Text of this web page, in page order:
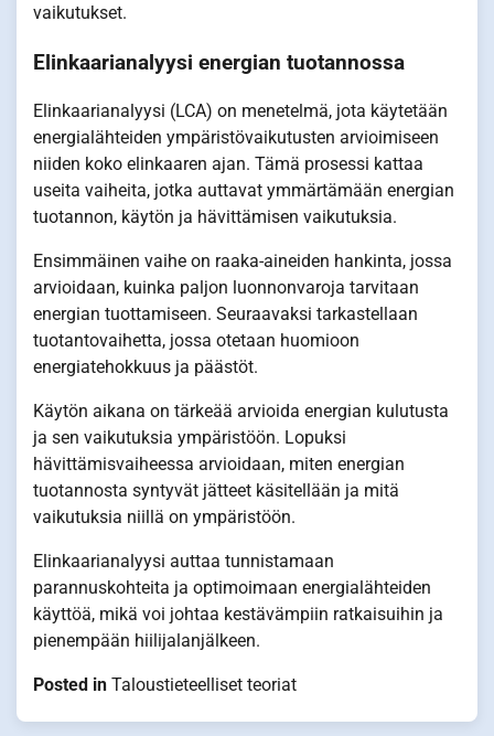
vaikutukset.
Elinkaarianalyysi energian tuotannossa
Elinkaarianalyysi (LCA) on menetelmä, jota käytetään
energialähteiden ympäristövaikutusten arvioimiseen
niiden koko elinkaaren ajan. Tämä prosessi kattaa
useita vaiheita, jotka auttavat ymmärtämään energian
tuotannon, käytön ja hävittämisen vaikutuksia.
Ensimmäinen vaihe on raaka-aineiden hankinta, jossa
arvioidaan, kuinka paljon luonnonvaroja tarvitaan
energian tuottamiseen. Seuraavaksi tarkastellaan
tuotantovaihetta, jossa otetaan huomioon
energiatehokkuus ja päästöt.
Käytön aikana on tärkeää arvioida energian kulutusta
ja sen vaikutuksia ympäristöön. Lopuksi
hävittämisvaiheessa arvioidaan, miten energian
tuotannosta syntyvät jätteet käsitellään ja mitä
vaikutuksia niillä on ympäristöön.
Elinkaarianalyysi auttaa tunnistamaan
parannuskohteita ja optimoimaan energialähteiden
käyttöä, mikä voi johtaa kestävämpiin ratkaisuihin ja
pienempään hiilijalanjälkeen.
Posted in Taloustieteelliset teoriat